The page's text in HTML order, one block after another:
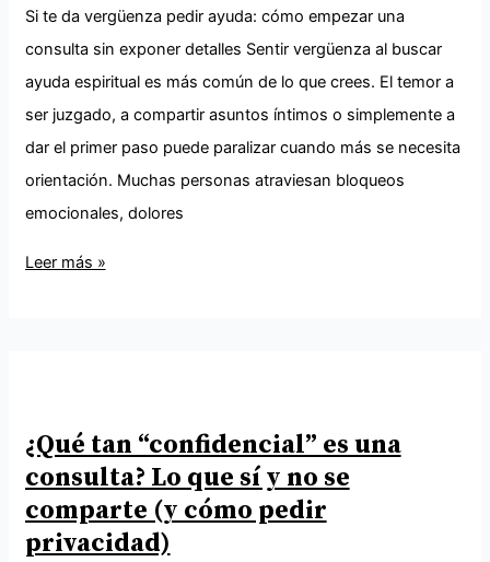
Si te da vergüenza pedir ayuda: cómo empezar una
consulta sin exponer detalles Sentir vergüenza al buscar
ayuda espiritual es más común de lo que crees. El temor a
ser juzgado, a compartir asuntos íntimos o simplemente a
dar el primer paso puede paralizar cuando más se necesita
orientación. Muchas personas atraviesan bloqueos
emocionales, dolores
Leer más »
¿Qué tan “confidencial” es una
consulta? Lo que sí y no se
comparte (y cómo pedir
privacidad)